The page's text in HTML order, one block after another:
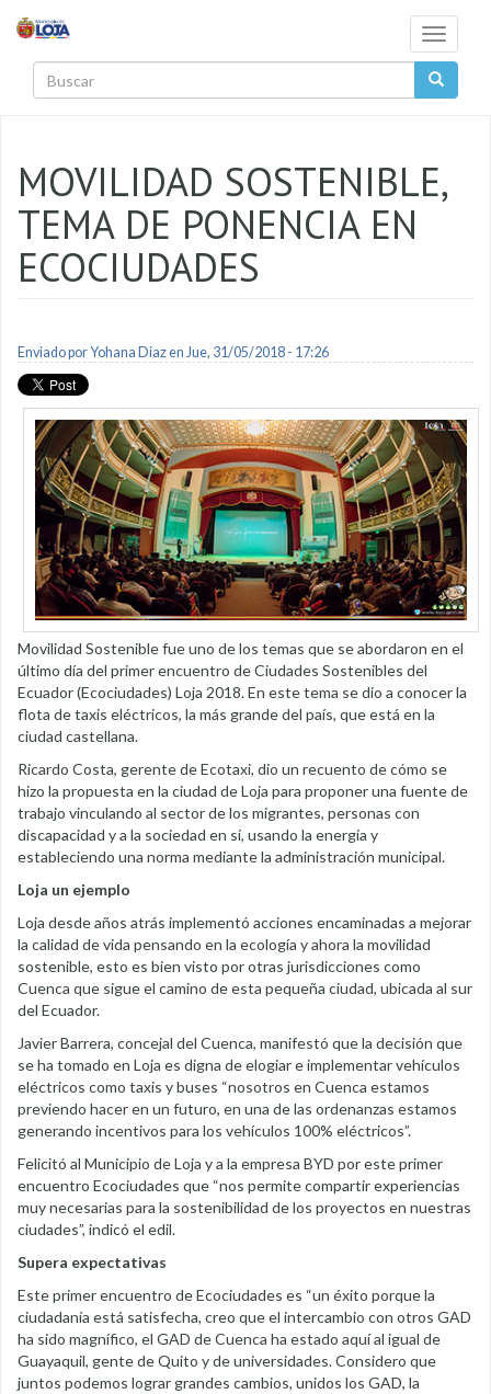
Toggle
MOVILIDAD SOSTENIBLE,
TEMA DE PONENCIA EN
ECOCIUDADES
Enviado porYohana Diazen Jue, 31/05/2018 - 17:26
Movilidad Sostenible fue uno de los temas que se abordaron en el
último día del primer encuentro de Ciudades Sostenibles del
Ecuador (Ecociudades) Loja 2018. En este tema se dio a conocer la
flota de taxis eléctricos, la más grande del país, que está en la
ciudad castellana.
Ricardo Costa, gerente de Ecotaxi, dio un recuento de cómo se
hizo la propuesta en la ciudad de Loja para proponer una fuente de
trabajo vinculando al sector de los migrantes, personas con
discapacidad y a la sociedad en sí, usando la energía y
estableciendo una norma mediante la administración municipal.
Loja un ejemplo
Loja desde años atrás implementó acciones encaminadas a mejorar
la calidad de vida pensando en la ecología y ahora la movilidad
sostenible, esto es bien visto por otras jurisdicciones como
Cuenca que sigue el camino de esta pequeña ciudad, ubicada al sur
del Ecuador.
Javier Barrera, concejal del Cuenca, manifestó que la decisión que
se ha tomado en Loja es digna de elogiar e implementar vehículos
eléctricos como taxis y buses “nosotros en Cuenca estamos
previendo hacer en un futuro, en una de las ordenanzas estamos
generando incentivos para los vehículos 100% eléctricos”.
Felicitó al Municipio de Loja y a la empresa BYD por este primer
encuentro Ecociudades que “nos permite compartir experiencias
muy necesarias para la sostenibilidad de los proyectos en nuestras
ciudades”, indicó el edil.
Supera expectativas
Este primer encuentro de Ecociudades es “un éxito porque la
ciudadanía está satisfecha, creo que el intercambio con otros GAD
ha sido magnífico, el GAD de Cuenca ha estado aquí al igual de
Guayaquil, gente de Quito y de universidades. Considero que
juntos podemos lograr grandes cambios, unidos los GAD, la